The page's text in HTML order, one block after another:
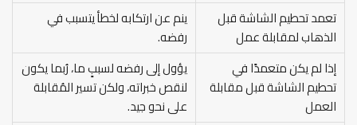
تعمد تحطيم الشاشة قبل
الذهاب لمقابلة عمل
ينم عن ارتكابه لخطأ يتسبب في
رفضه.
إذا لم يكن متعمدًا في
تحطيم الشاشة قبل مقابلة
العمل
يؤول إلى رفضه لسببٍ ما، رُبما يكون
لنقص خبراته، ولكن تسير المُقابلة
على نحو جيد.